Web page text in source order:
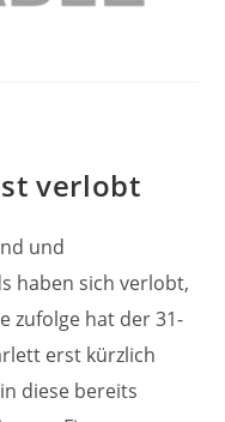
verlobt
und
haben sich verlobt,
zufolge hat der 31-
erst kürzlich
diese bereits